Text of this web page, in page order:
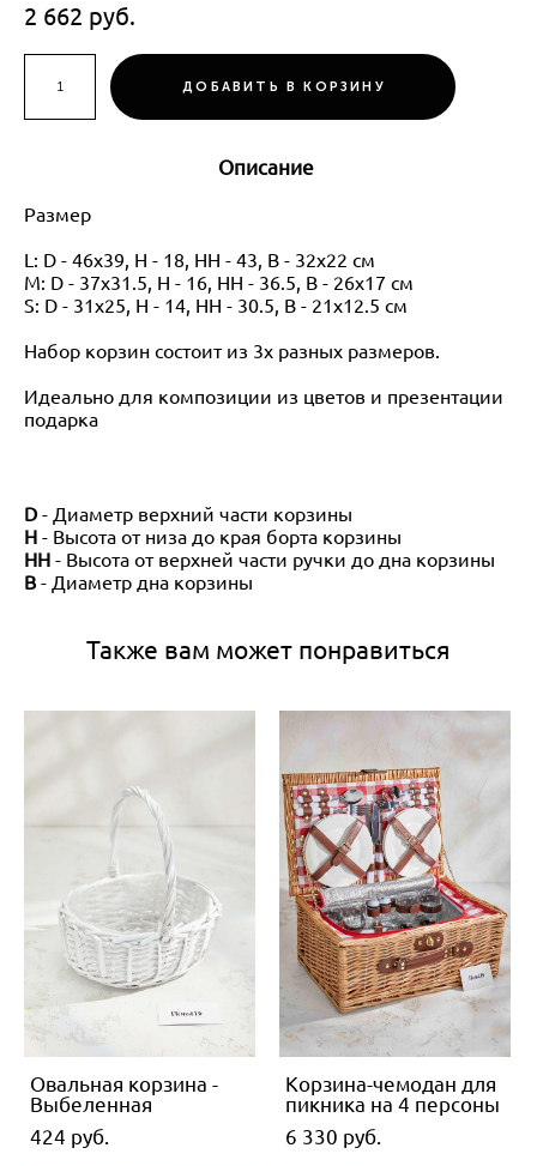
2 662 pуб.
ДОБАВИТЬ В КОРЗИНУ
Описание
Размер
L: D - 46x39, H - 18, HH - 43, B - 32x22 см
M: D - 37x31.5, H - 16, HH - 36.5, B - 26x17 см
S: D - 31x25, H - 14, HH - 30.5, B - 21x12.5 см
Набор корзин состоит из 3х разных размеров.
Идеально для композиции из цветов и презентации
подарка
D - Диаметр верхний части корзины
H - Высота от низа до края борта корзины
HH - Высота от верхней части ручки до дна корзины
B - Диаметр дна корзины
Также вам может понравиться
Овальная корзина -
Выбеленная
424 pуб.
Корзина-чемодан для
пикника на 4 персоны
6 330 pуб.